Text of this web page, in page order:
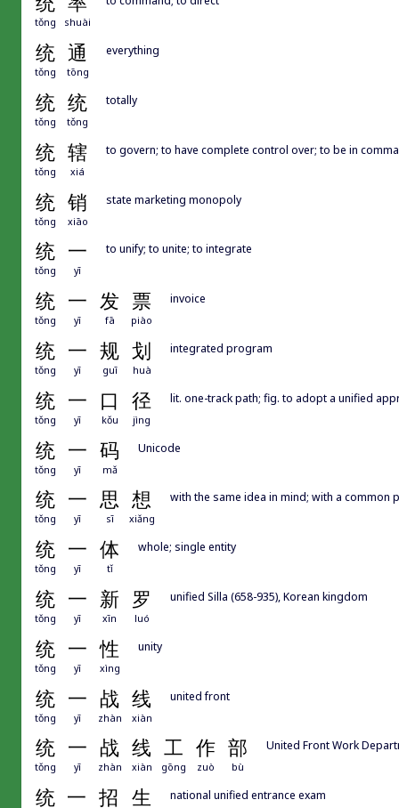
tǒng shuài
统 通
tǒng tōng
everything
统 统
tǒng tǒng
totally
统 辖
tǒng xiá
to govern; to have complete control over; to be in
统 销
tǒng xiāo
state marketing monopoly
统 一
tǒng yī
to unify; to unite; to integrate
统 一 发 票
tǒng yī fā piào
invoice
统 一 规 划
tǒng yī guī huà
integrated program
统 一 口 径
tǒng yī kǒu jìng
lit. one-track path; fig. to adopt a unified
统 一 码
tǒng yī mǎ
Unicode
统 一 思 想
tǒng yī sī xiǎng
with the same idea in mind; with a common
统 一 体
tǒng yī tǐ
whole; single entity
统 一 新 罗
tǒng yī xīn luó
unified Silla (658-935), Korean kingdom
统 一 性
tǒng yī xìng
unity
统 一 战 线
tǒng yī zhàn xiàn
united front
统 一 战 线 工 作 部
tǒng yī zhàn xiàn gōng zuò bù
United Front Work
统 一 招 生 national unified entrance exam